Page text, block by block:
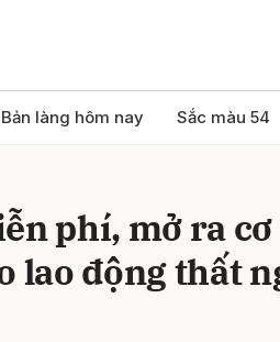
Bản làng hôm nay Sắc màu 54
phí, mở ra
lao động thất
luận